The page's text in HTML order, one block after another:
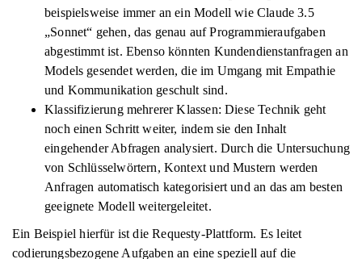
beispielsweise immer an ein Modell wie Claude 3.5
„Sonnet“ gehen, das genau auf Programmieraufgaben
abgestimmt ist. Ebenso könnten Kundendienstanfragen an
Models gesendet werden, die im Umgang mit Empathie
und Kommunikation geschult sind.
Klassifizierung mehrerer Klassen: Diese Technik geht
noch einen Schritt weiter, indem sie den Inhalt
eingehender Abfragen analysiert. Durch die Untersuchung
von Schlüsselwörtern, Kontext und Mustern werden
Anfragen automatisch kategorisiert und an das am besten
geeignete Modell weitergeleitet.
Ein Beispiel hierfür ist die Requesty-Plattform. Es leitet
codierungsbezogene Aufgaben an eine speziell auf die